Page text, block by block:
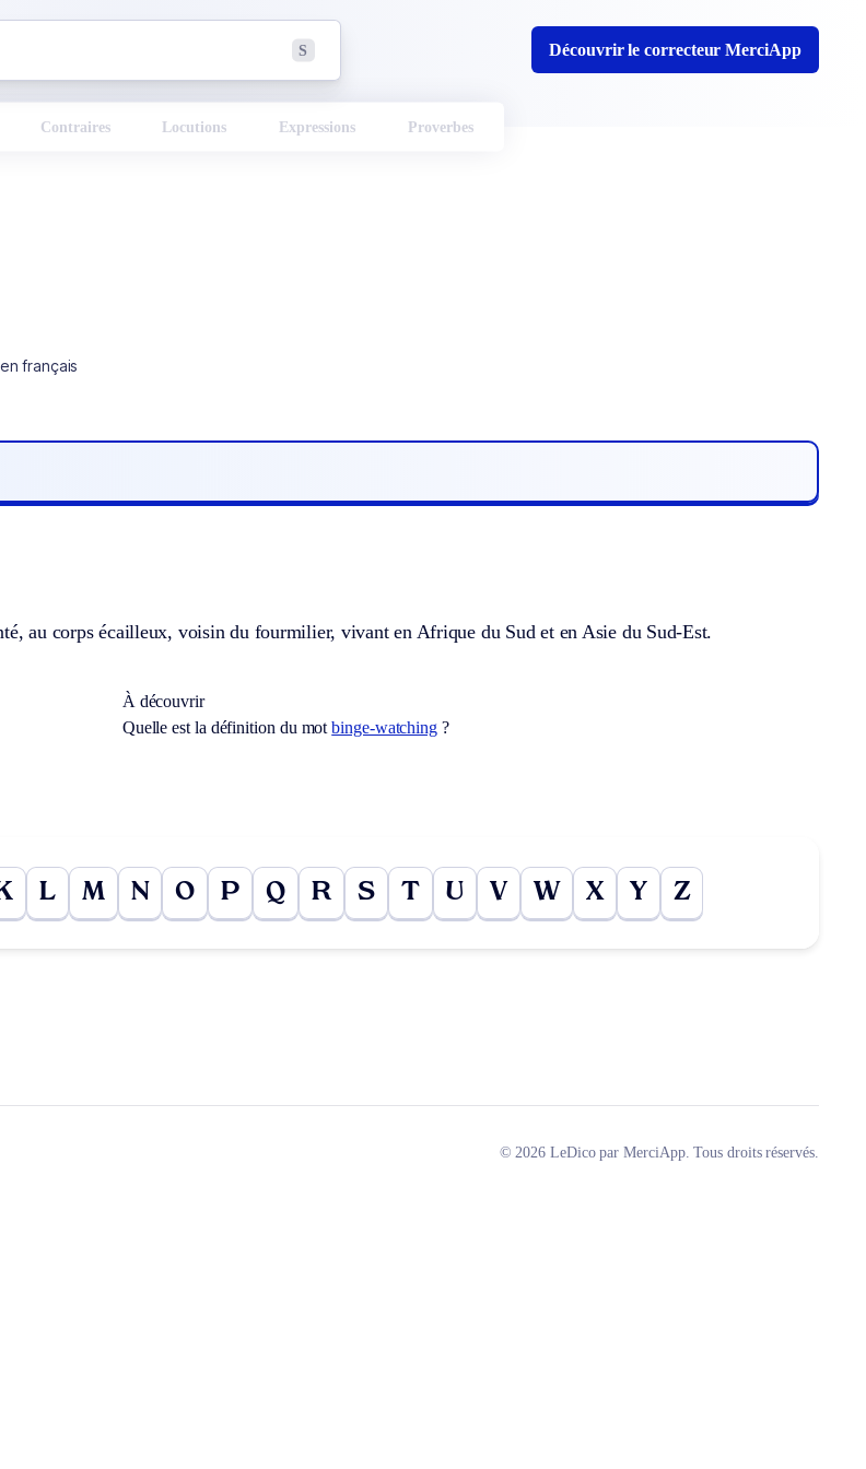
S Découvrir le correcteur MerciApp
Contraires Locutions Expressions Proverbes
français
au corps écailleux, voisin du fourmilier, vivant en Afrique du Sud et en Asie du Sud-Est.
À découvrir
Quelle est la définition du motbinge-watching ?
L M N O P Q R S T U V W X Y Z
© 2026 LeDico par MerciApp. Tous droits réservés.